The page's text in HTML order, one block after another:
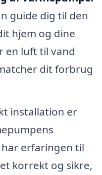
guide dig til den
hjem og dine
en luft til vand
dit forbrug
installation er
erfaringen til
korrekt og sikre,